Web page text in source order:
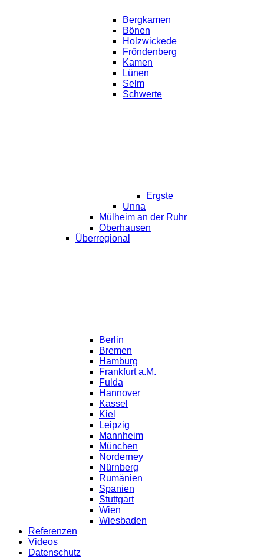
Bergkamen
Bönen
Holzwickede
Fröndenberg
Kamen
Lünen
Selm
Schwerte
Ergste
Unna
Mülheim an der Ruhr
Oberhausen
Überregional
Berlin
Bremen
Hamburg
Frankfurt a.M.
Fulda
Hannover
Kassel
Kiel
Leipzig
Mannheim
München
Norderney
Nürnberg
Rumänien
Spanien
Stuttgart
Wien
Wiesbaden
Referenzen
Videos
Datenschutz